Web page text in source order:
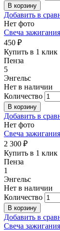
Добавить в
Нет фото
Свеча
450 ₽
Купить в 1 клик
Пенза
5
Энгельс
Нет в наличии
Количество
Добавить в
Нет фото
Свеча
2 300 ₽
Купить в 1 клик
Пенза
1
Энгельс
Нет в наличии
Количество
Добавить в
Свеча